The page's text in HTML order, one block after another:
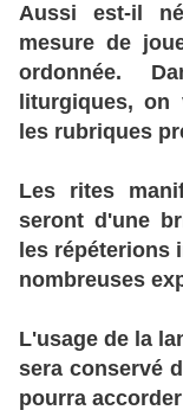
Aussi est-il
mesure de
ordonnée.
liturgiques,
les rubriques
Les rites
seront d'une
les répéterions
nombreuses
L'usage de la
sera conservé
pourra